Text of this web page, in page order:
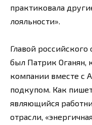
практиковала
лояльности».
Главой
был Патрик Оганян,
компании вместе с
подкупом. Как
являющийся
отрасли,